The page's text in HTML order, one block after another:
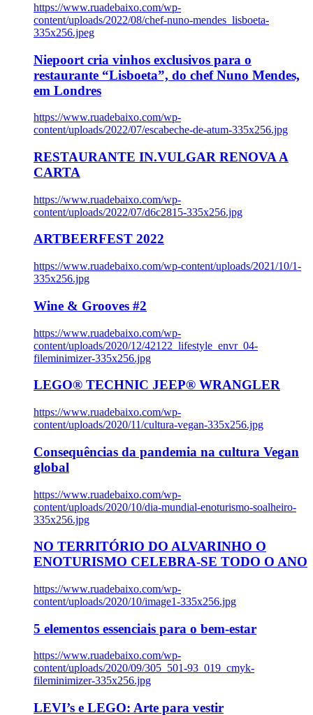
https://www.ruadebaixo.com/wp-
content/uploads/2022/08/chef-nuno-mendes_lisboeta-
335x256.jpeg
Niepoort cria vinhos exclusivos para o
restaurante “Lisboeta”, do chef Nuno Mendes,
em Londres
https://www.ruadebaixo.com/wp-
content/uploads/2022/07/escabeche-de-atum-335x256.jpg
RESTAURANTE IN.VULGAR RENOVA A
CARTA
https://www.ruadebaixo.com/wp-
content/uploads/2022/07/d6c2815-335x256.jpg
ARTBEERFEST 2022
https://www.ruadebaixo.com/wp-content/uploads/2021/10/1-
335x256.jpg
Wine & Grooves #2
https://www.ruadebaixo.com/wp-
content/uploads/2020/12/42122_lifestyle_envr_04-
fileminimizer-335x256.jpg
LEGO® TECHNIC JEEP® WRANGLER
https://www.ruadebaixo.com/wp-
content/uploads/2020/11/cultura-vegan-335x256.jpg
Consequências da pandemia na cultura Vegan
global
https://www.ruadebaixo.com/wp-
content/uploads/2020/10/dia-mundial-enoturismo-soalheiro-
335x256.jpg
NO TERRITÓRIO DO ALVARINHO O
ENOTURISMO CELEBRA-SE TODO O ANO
https://www.ruadebaixo.com/wp-
content/uploads/2020/10/image1-335x256.jpg
5 elementos essenciais para o bem-estar
https://www.ruadebaixo.com/wp-
content/uploads/2020/09/305_501-93_019_cmyk-
fileminimizer-335x256.jpg
LEVI’s e LEGO: Arte para vestir